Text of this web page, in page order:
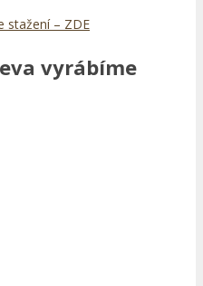
stažení – ZDE
vyrábíme